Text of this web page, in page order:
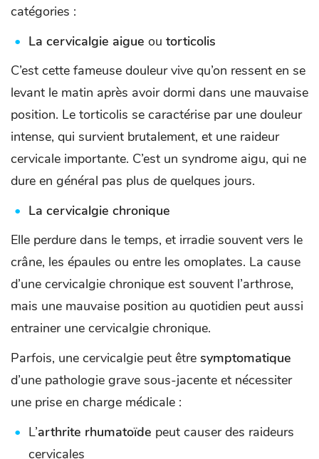
catégories :
La cervicalgie aigue ou torticolis
C’est cette fameuse douleur vive qu’on ressent en se
levant le matin après avoir dormi dans une mauvaise
position. Le torticolis se caractérise par une douleur
intense, qui survient brutalement, et une raideur
cervicale importante. C’est un syndrome aigu, qui ne
dure en général pas plus de quelques jours.
La cervicalgie chronique
Elle perdure dans le temps, et irradie souvent vers le
crâne, les épaules ou entre les omoplates. La cause
d’une cervicalgie chronique est souvent l’arthrose,
mais une mauvaise position au quotidien peut aussi
entrainer une cervicalgie chronique.
Parfois, une cervicalgie peut être symptomatique
d’une pathologie grave sous-jacente et nécessiter
une prise en charge médicale :
L’arthrite rhumatoïde peut causer des raideurs
cervicales